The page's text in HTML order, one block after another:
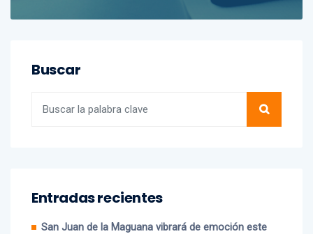
Buscar
Entradas recientes
San Juan de la Maguana vibrará de emoción este